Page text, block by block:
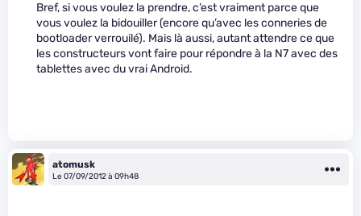
Bref, si vous voulez la prendre, c’est vraiment parce que
vous voulez la bidouiller (encore qu’avec les conneries de
bootloader verrouilé). Mais là aussi, autant attendre ce que
les constructeurs vont faire pour répondre à la N7 avec des
tablettes avec du vrai Android.
atomusk
Le 07/09/2012 à 09h48